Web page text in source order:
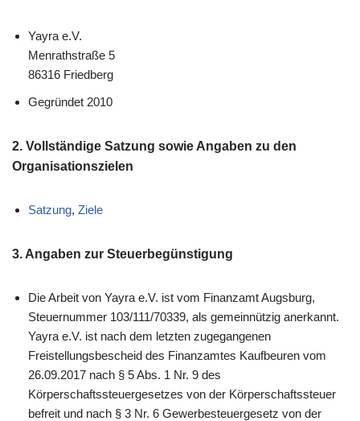
Yayra e.V.
Menrathstraße 5
86316 Friedberg
Gegründet 2010
2. Vollständige Satzung sowie Angaben zu den
Organisationszielen
Satzung, Ziele
3. Angaben zur Steuerbegünstigung
Die Arbeit von Yayra e.V. ist vom Finanzamt Augsburg,
Steuernummer 103/111/70339, als gemeinnützig anerkannt.
Yayra e.V. ist nach dem letzten zugegangenen
Freistellungsbescheid des Finanzamtes Kaufbeuren vom
26.09.2017 nach § 5 Abs. 1 Nr. 9 des
Körperschaftssteuergesetzes von der Körperschaftssteuer
befreit und nach § 3 Nr. 6 Gewerbesteuergesetz von der